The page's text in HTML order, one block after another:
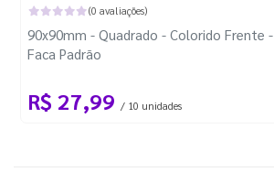
(0 avaliações)
90x90mm - Quadrado - Colorido Frente -
Faca Padrão
R$ 27,99 / 10 unidades